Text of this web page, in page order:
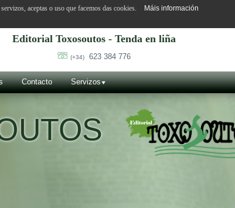
Editorial Toxosoutos - Tenda en liña
(+34) 623 384 776
Contacto Servizos
aceptas o uso que facemos das cookies. Máis información